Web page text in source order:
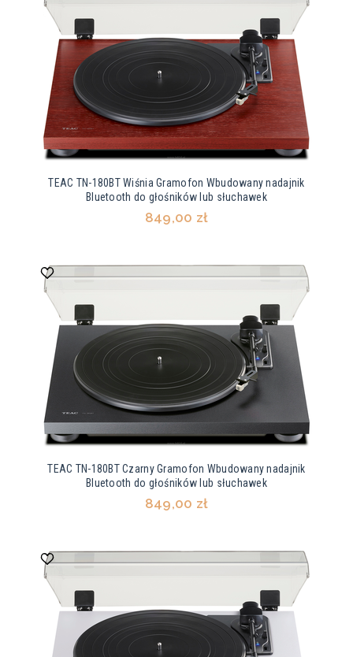
TEAC TN-180BT Wiśnia Gramofon Wbudowany nadajnik
Bluetooth do głośników lub słuchawek
849,00 zł
TEAC TN-180BT Czarny Gramofon Wbudowany nadajnik
Bluetooth do głośników lub słuchawek
849,00 zł